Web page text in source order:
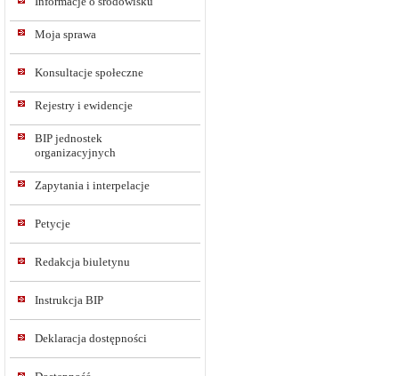
Moja sprawa
Konsultacje społeczne
Rejestry i ewidencje
BIP jednostek
organizacyjnych
Zapytania i interpelacje
Petycje
Redakcja biuletynu
Instrukcja BIP
Deklaracja dostępności